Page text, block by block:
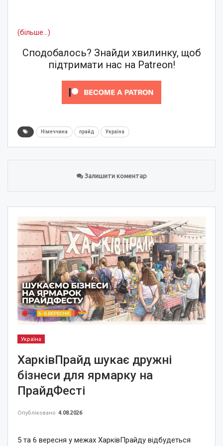
(більше…)
Сподобалось? Знайди хвилинку, щоб
підтримати нас на Patreon!
Німеччина прайд Україна
Залишити коментар
Україна
ХарківПрайд шукає дружні
бізнеси для ярмарку на
ПрайдФесті
Опубліковано 4.08.2026
5 та 6 вересня у межах ХарківПрайду відбудеться